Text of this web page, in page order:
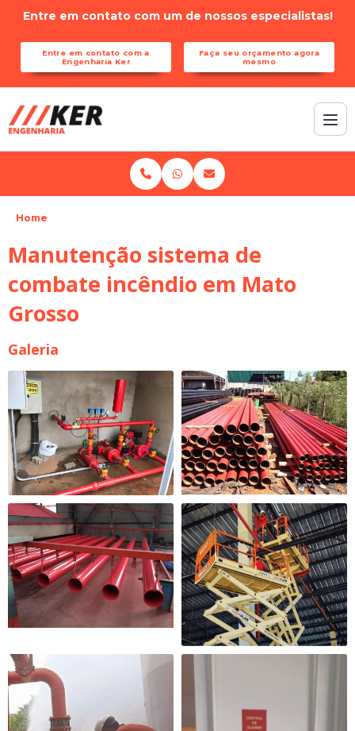
Entre em contato com um de nossos especialistas!
Entre em contato com a
Engenharia Ker
Faça seu orçamento agora
mesmo
Home
Manutenção sistema de
combate incêndio em Mato
Grosso
Galeria